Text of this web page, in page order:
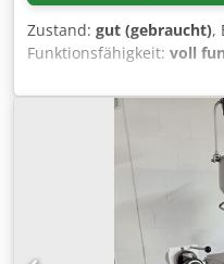
Zustand: gut (gebraucht),
Funktionsfähigkeit: voll
Berkel / Mado MKB 650
Werkstatt geprüf,mängel
Sägeband neu Bj.2002
Absprache gerne
an Gewerbetreibende ,
Gewährleistung.